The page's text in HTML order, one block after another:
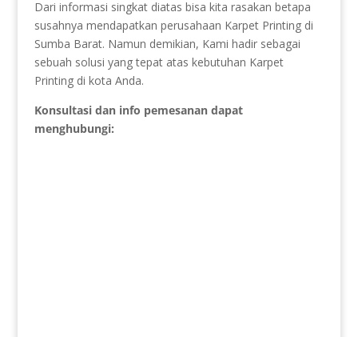
Dari informasi singkat diatas bisa kita rasakan betapa
susahnya mendapatkan perusahaan Karpet Printing di
Sumba Barat. Namun demikian, Kami hadir sebagai
sebuah solusi yang tepat atas kebutuhan Karpet
Printing di kota Anda.
Konsultasi dan info pemesanan dapat
menghubungi: